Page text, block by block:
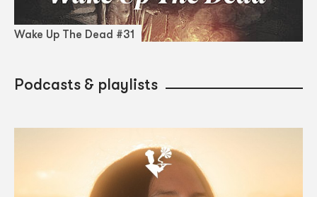
Wake Up The Dead #31
Podcasts & playlists